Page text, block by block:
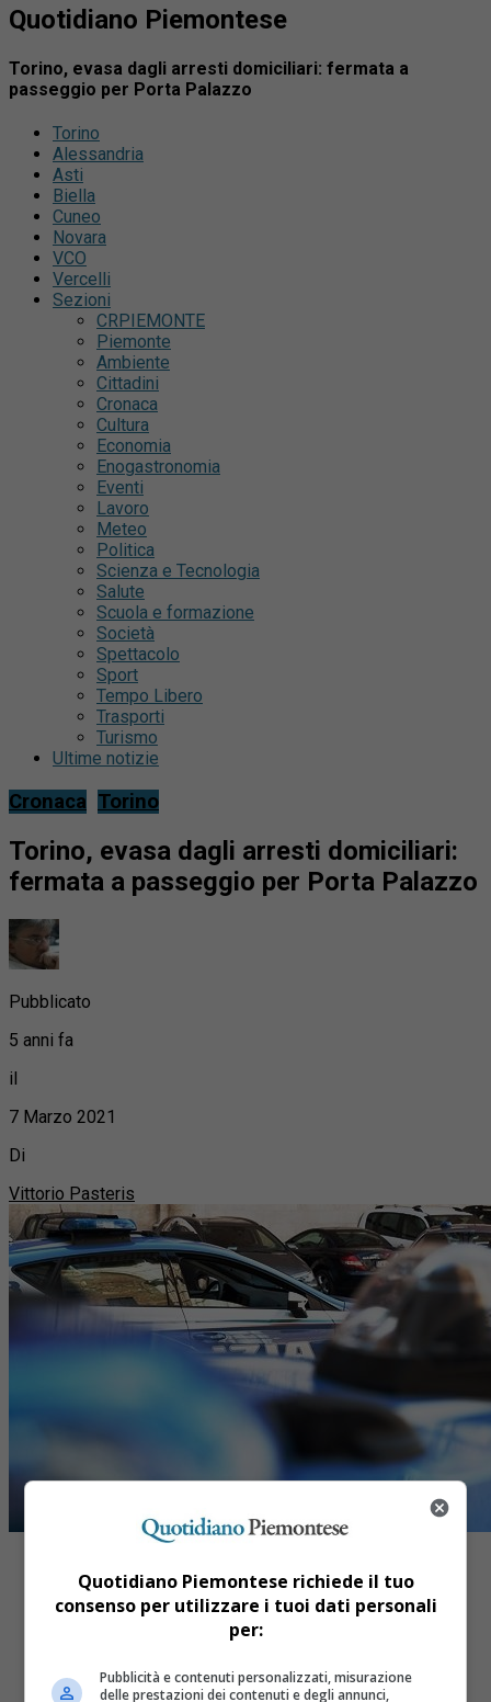
Quotidiano Piemontese
Torino, evasa dagli arresti domiciliari: fermata a
passeggio per Porta Palazzo
Torino
Alessandria
Asti
Biella
Cuneo
Novara
VCO
Vercelli
Sezioni
CRPIEMONTE
Piemonte
Ambiente
Cittadini
Cronaca
Cultura
Economia
Enogastronomia
Eventi
Lavoro
Meteo
Politica
Scienza e Tecnologia
Salute
Scuola e formazione
Società
Spettacolo
Sport
Tempo Libero
Trasporti
Turismo
Ultime notizie
Cronaca Torino
Torino, evasa dagli arresti domiciliari:
fermata a passeggio per Porta Palazzo
Pubblicato
5 anni fa
il
7 Marzo 2021
Di
Vittorio Pasteris
Tweet
Quotidiano Piemontese richiede il tuo
consenso per utilizzare i tuoi dati personali
per:
Pubblicità e contenuti personalizzati, misurazione
delle prestazioni dei contenuti e degli annunci,